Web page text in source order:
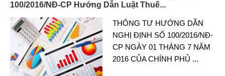
100/2016/NĐ-CP Hướng Dẫn Luật Thuế...
THÔNG TƯ HƯỚNG DẪN
NGHỊ ĐỊNH SỐ 100/2016/NĐ-
CP NGÀY 01 THÁNG 7 NĂM
2016 CỦA CHÍNH PHỦ ...